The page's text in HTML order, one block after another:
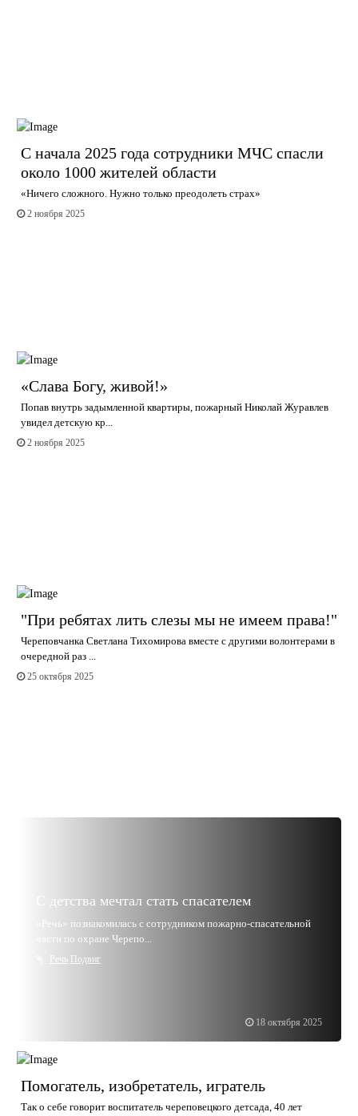
С начала 2025 года сотрудники МЧС спасли
около 1000 жителей области
«Ничего сложного. Нужно только преодолеть страх»
2 ноября 2025
«Слава Богу, живой!»
Попав внутрь задымленной квартиры, пожарный Николай Журавлев
увидел детскую кр...
2 ноября 2025
"При ребятах лить слезы мы не имеем права!"
Череповчанка Светлана Тихомирова вместе с другими волонтерами в
очередной раз ...
25 октября 2025
18 октября 2025
С детства мечтал стать спасателем
«Речь» познакомилась с сотрудником пожарно-спасательной
части по охране Черепо...
Речь Подвиг
Помогатель, изобретатель, игратель
Так о себе говорит воспитатель череповецкого детсада, 40 лет